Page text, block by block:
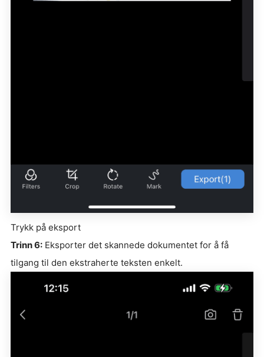
Trykk på eksport
Trinn 6: Eksporter det skannede dokumentet for å få
tilgang til den ekstraherte teksten enkelt.